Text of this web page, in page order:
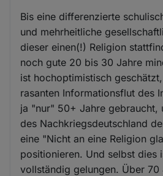
Bis eine differenzierte
und mehrheitliche
dieser einen(!) Religion
noch gute 20 bis 30 Jahre
ist hochoptimistisch
rasanten Informationsflut des
ja "nur" 50+ Jahre gebraucht,
des Nachkriegsdeutschland
eine "Nicht an eine Religion
positionieren. Und selbst dies
vollständig gelungen. Über 70